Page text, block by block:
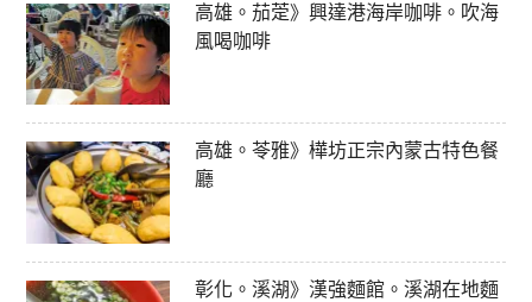
高雄。茄萣》興達港海岸咖啡。吹海
風喝咖啡
高雄。苓雅》樺坊正宗內蒙古特色餐
廳
彰化。溪湖》漢強麵館。溪湖在地麵